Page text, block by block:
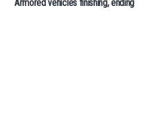
Armored vehicles finishing, ending